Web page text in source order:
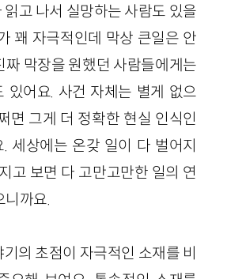
읽고 나서 실망하는 사람도 있을
꽤 자극적인데 막상 큰일은 안
짜 막장을 원했던 사람들에게는
있어요. 사건 자체는 별게 없으
면 그게 더 정확한 현실 인식인
세상에는 온갖 일이 다 벌어지
고 보면 다 고만고만한 일의 연
니까요.
기의 초점이 자극적인 소재를 비